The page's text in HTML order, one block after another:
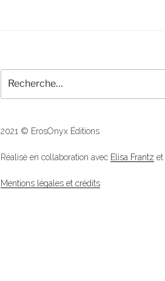
pour
:
2021 © ErosOnyx Éditions
Réalisé en collaboration avec Elisa Frantz et
Mentions légales et crédits